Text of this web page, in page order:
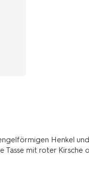
Henkel
Tasse mit roter Kirsche